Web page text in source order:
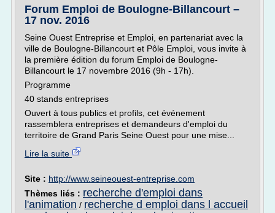
Forum Emploi de Boulogne-Billancourt –
17 nov. 2016
Seine Ouest Entreprise et Emploi, en partenariat avec la
ville de Boulogne-Billancourt et Pôle Emploi, vous invite à
la première édition du forum Emploi de Boulogne-
Billancourt le 17 novembre 2016 (9h - 17h).
Programme
40 stands entreprises
Ouvert à tous publics et profils, cet événement
rassemblera entreprises et demandeurs d'emploi du
territoire de Grand Paris Seine Ouest pour une mise...
Lire la suite
Site : http://www.seineouest-entreprise.com
Thèmes liés : recherche d'emploi dans
l'animation / recherche d emploi dans l accueil